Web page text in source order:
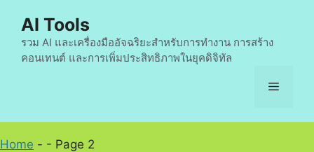
content
AI Tools
รวม AI และเครื่องมืออัจฉริยะสำหรับการทำงาน การสร้าง
คอนเทนต์ และการเพิ่มประสิทธิภาพในยุคดิจิทัล
Menu
Home - - Page 2